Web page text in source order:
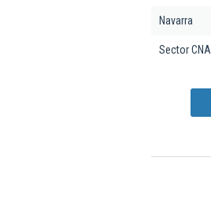
Navarra
Sector